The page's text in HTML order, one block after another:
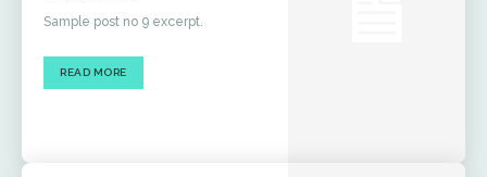
Sample post no 9 excerpt.
READ MORE